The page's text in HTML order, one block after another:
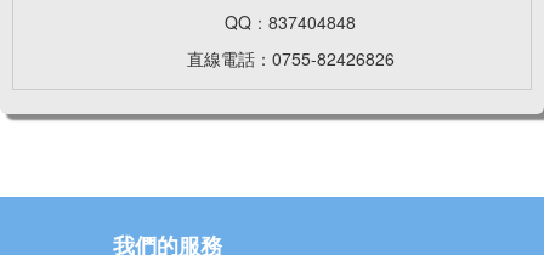
QQ：837404848
直線電話：0755-82426826
我們的服務